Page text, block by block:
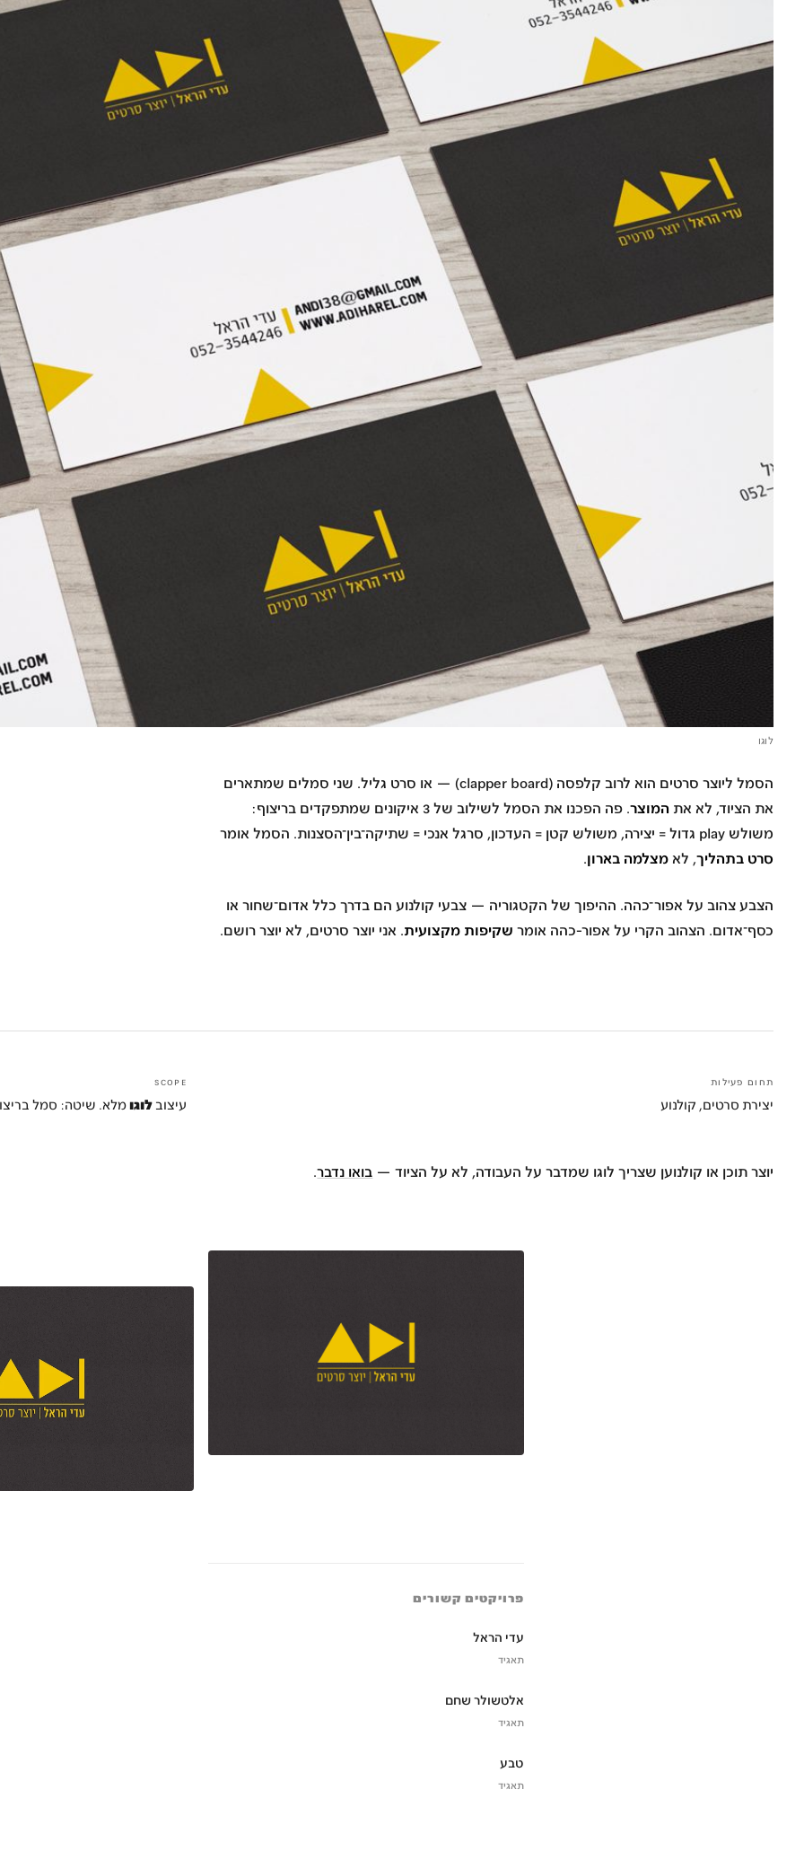
לוגו
הסמל ליוצר סרטים הוא לרוב קלפסה (clapper board) — או סרט גליל. שני סמלים שמתארים
את הציוד, לא את המוצר. פה הפכנו את הסמל לשילוב של 3 איקונים שמתפקדים בריצוף
:
משולש play גדול = יצירה, משולש קטן = העדכון, סרגל אנכי = שתיקה־בין־הסצנות. הסמל אומר
סרט בתהליך, לא מצלמה בארון.
הצבע צהוב על אפור־כהה. ההיפוך של הקטגוריה — צבעי קולנוע הם בדרך כלל אדום־שחור או
כסף־אדום. הצהוב הקרי על אפור-כהה אומר שקיפות מקצועית. אני יוצר סרטים, לא יוצר רושם.
תחום פעילות
יצירת סרטים, קולנוע
SCOPE
עיצוב לוגומלא. שיטה: סמל
יוצר תוכן או קולנוען שצריך לוגו שמדבר על העבודה, לא על הציוד — בואו נדבר.
פרויקטים קשורים
עדי הראל
תאגיד
אלטשולר שחם
תאגיד
טבע
תאגיד